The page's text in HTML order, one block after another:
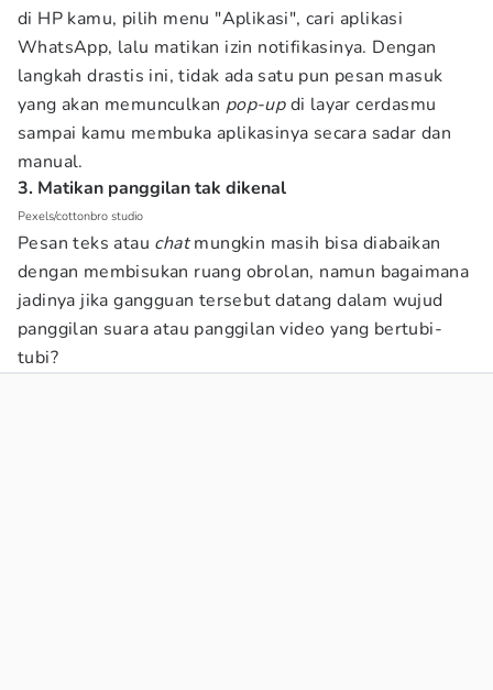
di HP kamu, pilih menu "Aplikasi", cari aplikasi
WhatsApp, lalu matikan izin notifikasinya. Dengan
langkah drastis ini, tidak ada satu pun pesan masuk
yang akan memunculkan pop-updi layar cerdasmu
sampai kamu membuka aplikasinya secara sadar dan
manual.
3. Matikan panggilan tak dikenal
Pexels/cottonbro studio
Pesan teks atau chatmungkin masih bisa diabaikan
dengan membisukan ruang obrolan, namun bagaimana
jadinya jika gangguan tersebut datang dalam wujud
panggilan suara atau panggilan video yang bertubi-
tubi?